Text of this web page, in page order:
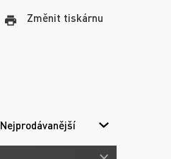
Změnit tiskárnu
Nejprodávanější